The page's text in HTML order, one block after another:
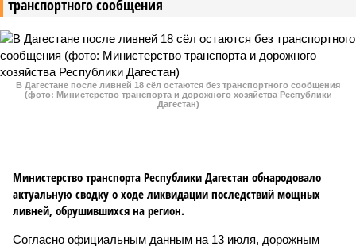
транспортного сообщения
В Дагестане после ливней 18 сёл остаются без транспортного сообщения
(фото: Министерство транспорта и дорожного хозяйства Республики
Дагестан)
Министерство транспорта Республики Дагестан обнародовало
актуальную сводку о ходе ликвидации последствий мощных
ливней, обрушившихся на регион.
Согласно официальным данным на 13 июля, дорожным